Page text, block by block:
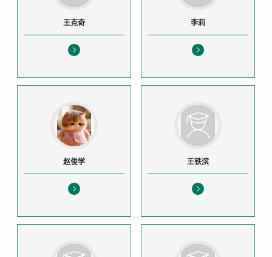
王克奇 李莉
赵俊学 王铁滨